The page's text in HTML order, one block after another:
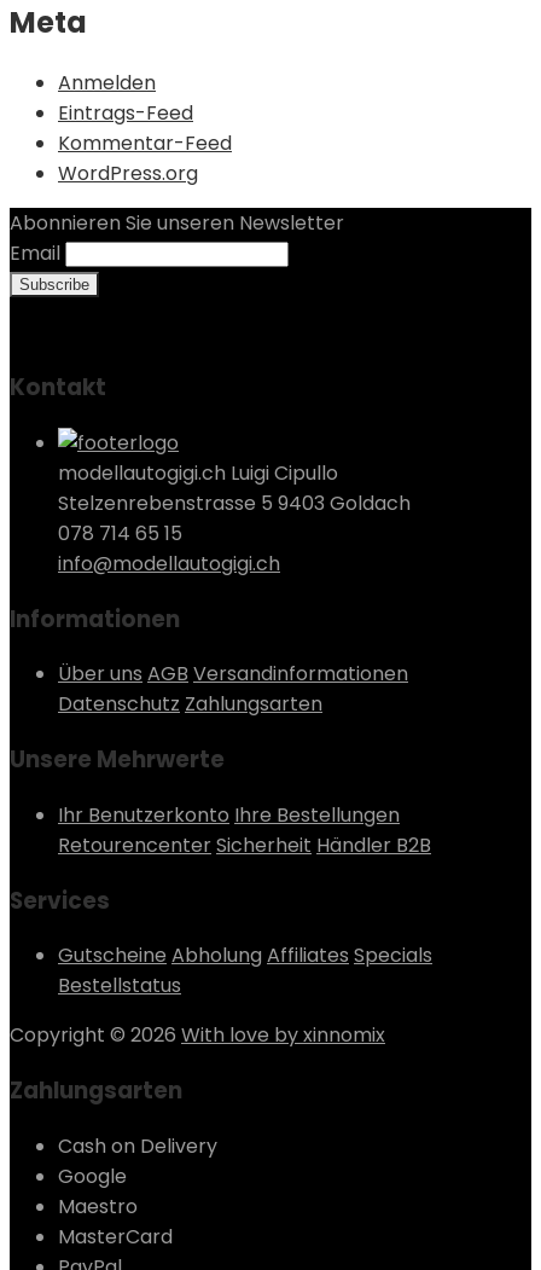
Meta
Anmelden
Eintrags-Feed
Kommentar-Feed
WordPress.org
Abonnieren Sie unseren Newsletter
Email
Kontakt
modellautogigi.ch Luigi Cipullo
Stelzenrebenstrasse 5 9403 Goldach
078 714 65 15
info@modellautogigi.ch
Informationen
Über uns AGB Versandinformationen
Datenschutz Zahlungsarten
Unsere Mehrwerte
Ihr Benutzerkonto Ihre Bestellungen
RetourencenterSicherheit Händler B2B
Services
Gutscheine Abholung Affiliates Specials
Bestellstatus
Copyright © 2026 With love by xinnomix
Zahlungsarten
Cash on Delivery
Google
Maestro
MasterCard